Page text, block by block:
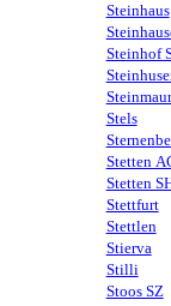
Steinhaus
Steinhof
Steinmaur
Stels
Stetten
Stetten
Stettfurt
Stettlen
Stierva
Stilli
Stoos SZ